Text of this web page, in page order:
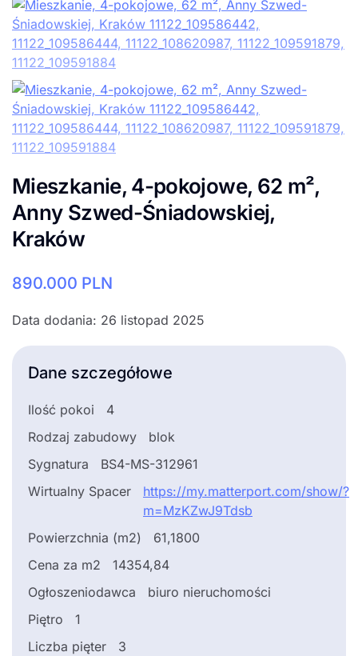
Mieszkanie, 4-pokojowe, 62 m²,
Anny Szwed-Śniadowskiej,
Kraków
890.000 PLN
Data dodania: 26 listopad 2025
Dane szczegółowe
Ilość pokoi
4
Rodzaj zabudowy
blok
Sygnatura
BS4-MS-312961
Wirtualny Spacer
https://my.matterport.com/show/?
m=MzKZwJ9Tdsb
Powierzchnia (m2)
61,1800
Cena za m2
14354,84
Ogłoszeniodawca
biuro nieruchomości
Piętro
1
Liczba pięter
3